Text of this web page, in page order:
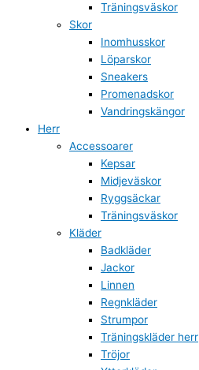
Träningsväskor
Skor
Inomhusskor
Löparskor
Sneakers
Promenadskor
Vandringskängor
Herr
Accessoarer
Kepsar
Midjeväskor
Ryggsäckar
Träningsväskor
Kläder
Badkläder
Jackor
Linnen
Regnkläder
Strumpor
Träningskläder herr
Tröjor